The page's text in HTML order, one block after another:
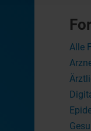
Alle